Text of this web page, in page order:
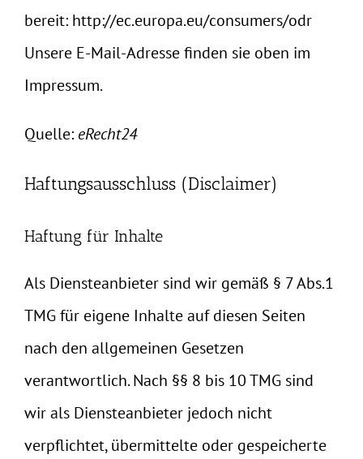
bereit: http://ec.europa.eu/consumers/odr
Unsere E-Mail-Adresse finden sie oben im
Impressum.
Quelle: eRecht24
Haftungsausschluss (Disclaimer)
Haftung für Inhalte
Als Diensteanbieter sind wir gemäß § 7 Abs.1
TMG für eigene Inhalte auf diesen Seiten
nach den allgemeinen Gesetzen
verantwortlich. Nach §§ 8 bis 10 TMG sind
wir als Diensteanbieter jedoch nicht
verpflichtet, übermittelte oder gespeicherte